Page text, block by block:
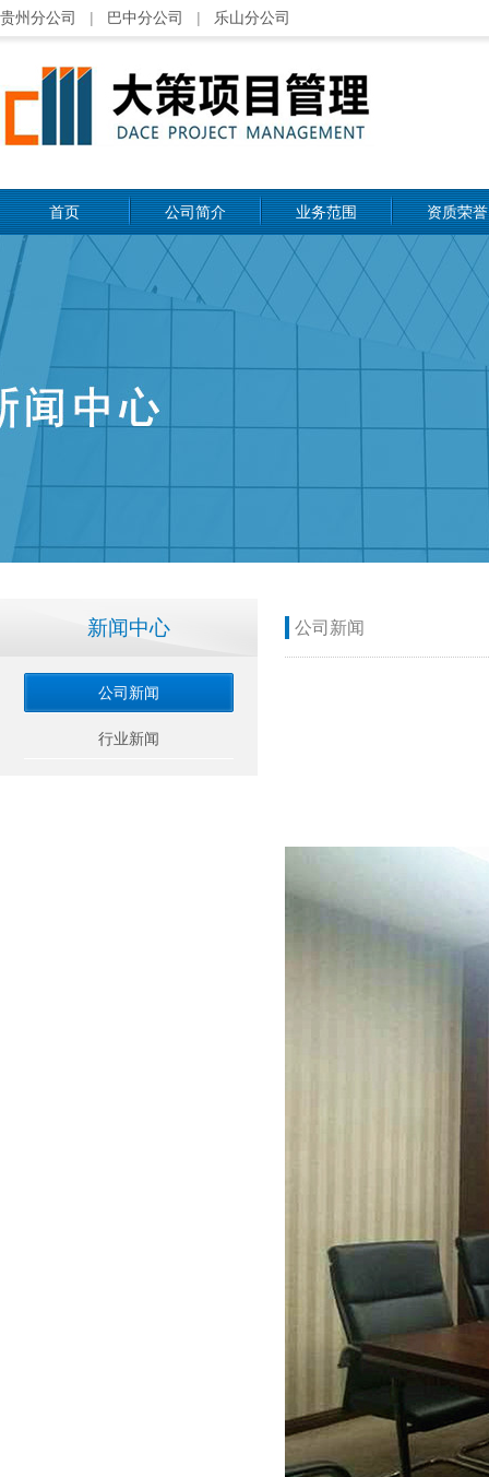
贵州分公司 | 巴中分公司 | 乐山分公司
首页 公司简介 业务范围 资质荣誉
新闻中心
公司新闻
行业新闻
公司新闻